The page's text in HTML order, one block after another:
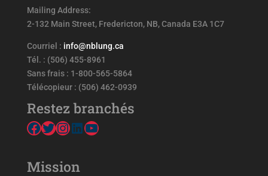
Mailing Address:
2-132 Main Street, Fredericton, NB, Canada E3A 1C7
Courriel : info@nblung.ca
Tél. : (506) 455-8961
Sans frais : 1-800-565-5864
Télécopieur : (506) 462-0939
Restez branchés
Facebook
Twitter
Instagram
LinkedIn
YouTube
Mission